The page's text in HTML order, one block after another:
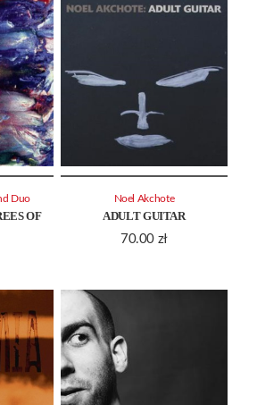
OF
Duo
ADULT GUITAR
70.00 zł
Noel Akchote